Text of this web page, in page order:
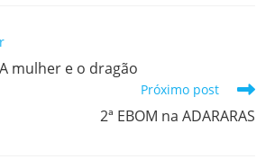
mulher e o dragão
Próximo post
2ª EBOM na ADARARAS